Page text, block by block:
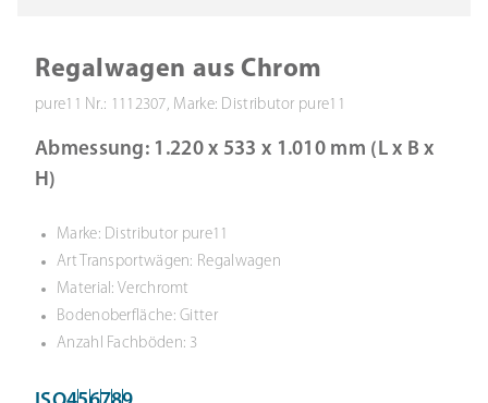
Regalwagen aus Chrom
pure11 Nr.: 1112307, Marke: Distributor pure11
Abmessung: 1.220 x 533 x 1.010 mm (L x B x
H)
Marke: Distributor pure11
Art Transportwägen: Regalwagen
Material: Verchromt
Bodenoberfläche: Gitter
Anzahl Fachböden: 3